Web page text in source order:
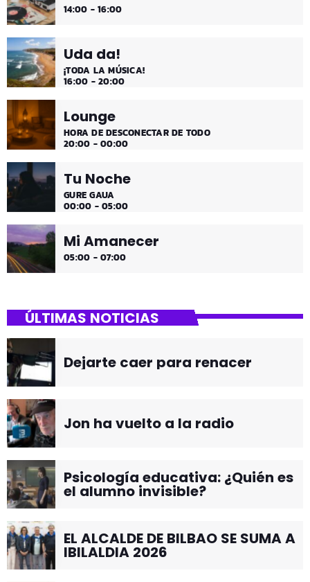
14:00 - 16:00
Uda da!
¡TODA LA MÚSICA!
16:00 - 20:00
Lounge
HORA DE DESCONECTAR DE TODO
20:00 - 00:00
Tu Noche
GURE GAUA
00:00 - 05:00
Mi Amanecer
05:00 - 07:00
ÚLTIMAS NOTICIAS
Dejarte caer para renacer
Jon ha vuelto a la radio
Psicología educativa: ¿Quién es
el alumno invisible?
EL ALCALDE DE BILBAO SE SUMA A
IBILALDIA 2026